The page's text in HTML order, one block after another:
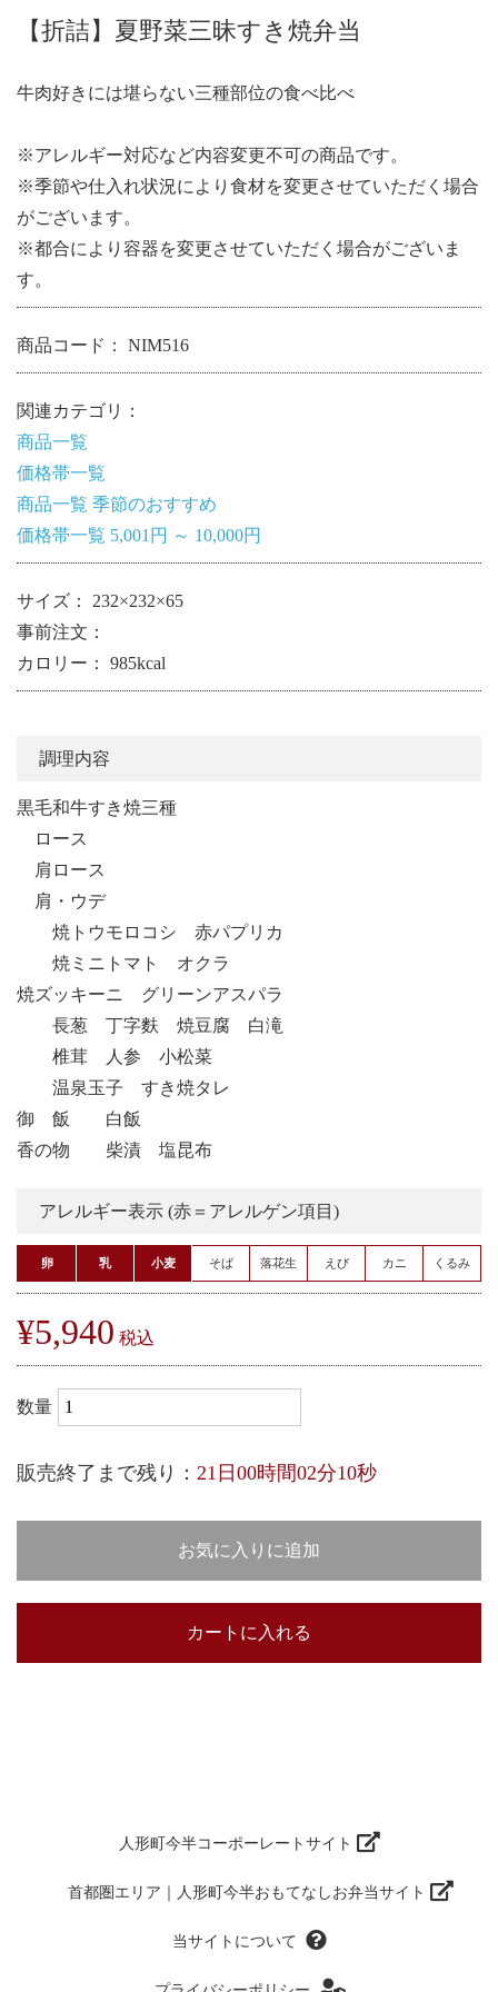
【折詰】夏野菜三昧すき焼弁当
牛肉好きには堪らない三種部位の食べ比べ
※アレルギー対応など内容変更不可の商品です。
※季節や仕入れ状況により食材を変更させていただく場合
がございます。
※都合により容器を変更させていただく場合がございま
す。
商品コード： NIM516
関連カテゴリ：
商品一覧
価格帯一覧
商品一覧 季節のおすすめ
価格帯一覧 5,001円 ～ 10,000円
サイズ： 232×232×65
事前注文：
カロリー： 985kcal
調理内容
黒毛和牛すき焼三種
ロース
肩ロース
肩・ウデ
焼トウモロコシ 赤パプリカ
焼ミニトマト オクラ
焼ズッキーニ グリーンアスパラ
長葱 丁字麩 焼豆腐 白滝
椎茸 人参 小松菜
温泉玉子 すき焼タレ
御 飯 白飯
香の物 柴漬 塩昆布
アレルギー表示 (赤＝アレルゲン項目)
卵 乳 小麦 そば 落花生 えび カニ くるみ
¥5,940 税込
数量
販売終了まで残り： 21日00時間02分10秒
人形町今半コーポーレートサイト
首都圏エリア｜人形町今半おもてなしお弁当サイト
当サイトについて